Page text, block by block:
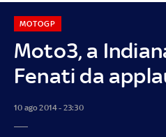
Moto3, a
Fenati da
MOTOGP
10 ago 2014 - 23:30